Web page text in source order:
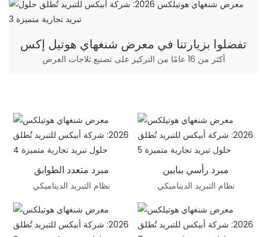
تفضلوا بزيارتنا في معرض شنغهاي هوتيل إكس
أكثر من 16 عامًا من التركيز على تصنيع ثلاجات العرض
مبرد متعدد الطوابق
نظام التبريد الديناميكي
مبرد رأسي ببابين
نظام التبريد الديناميكي